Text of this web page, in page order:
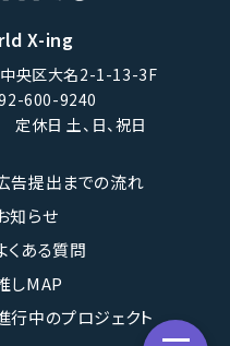
X-ing
央区大名2-1-13-3F
600-9240
休日 土、日、祝日
告提出までの流れ
知らせ
くある質問
しMAP
行中のプロジェクト